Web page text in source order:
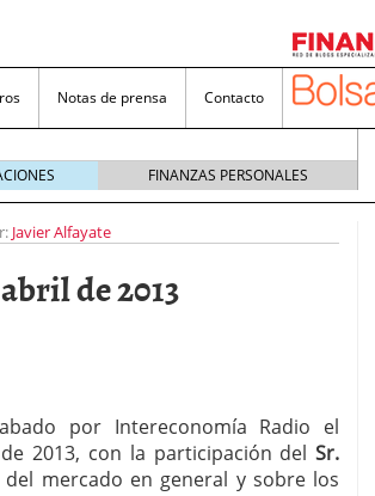
Notas de prensa Contacto
no hay que perderlas de vista
por sus dividendos constantes
herramienta para tus inversiones
FINANZAS PERSONALES
Javier Alfayate
de 2013
por Intereconomía Radio el
2013, con la participación delSr.
mercado en general y sobre los